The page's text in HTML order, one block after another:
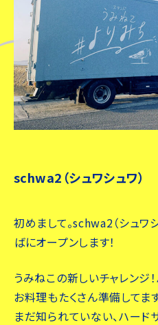
schwa2（シュワシュワ）
初めまして。schwa2（シュワ
ばにオープンします！
うみねこの新しいチャレンジ
お料理もたくさん準備してま
まだ知られていない、ハー